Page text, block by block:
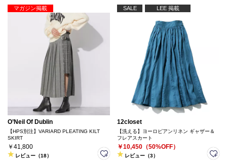
マガジン掲載
O’Neil Of Dublin
【HPS別注】VARIARD PLEATING KILT
SKIRT
￥41,800
レビュー（18）
SALE LEE 掲載
12closet
【洗える】ヨーロピアンリネン ギャザー＆
フレアスカート
￥10,450（50%OFF）
レビュー（3）